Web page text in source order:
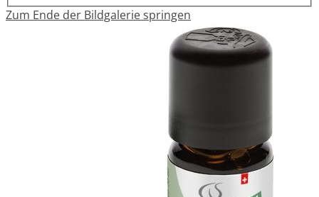
Zum Ende der Bildgalerie springen